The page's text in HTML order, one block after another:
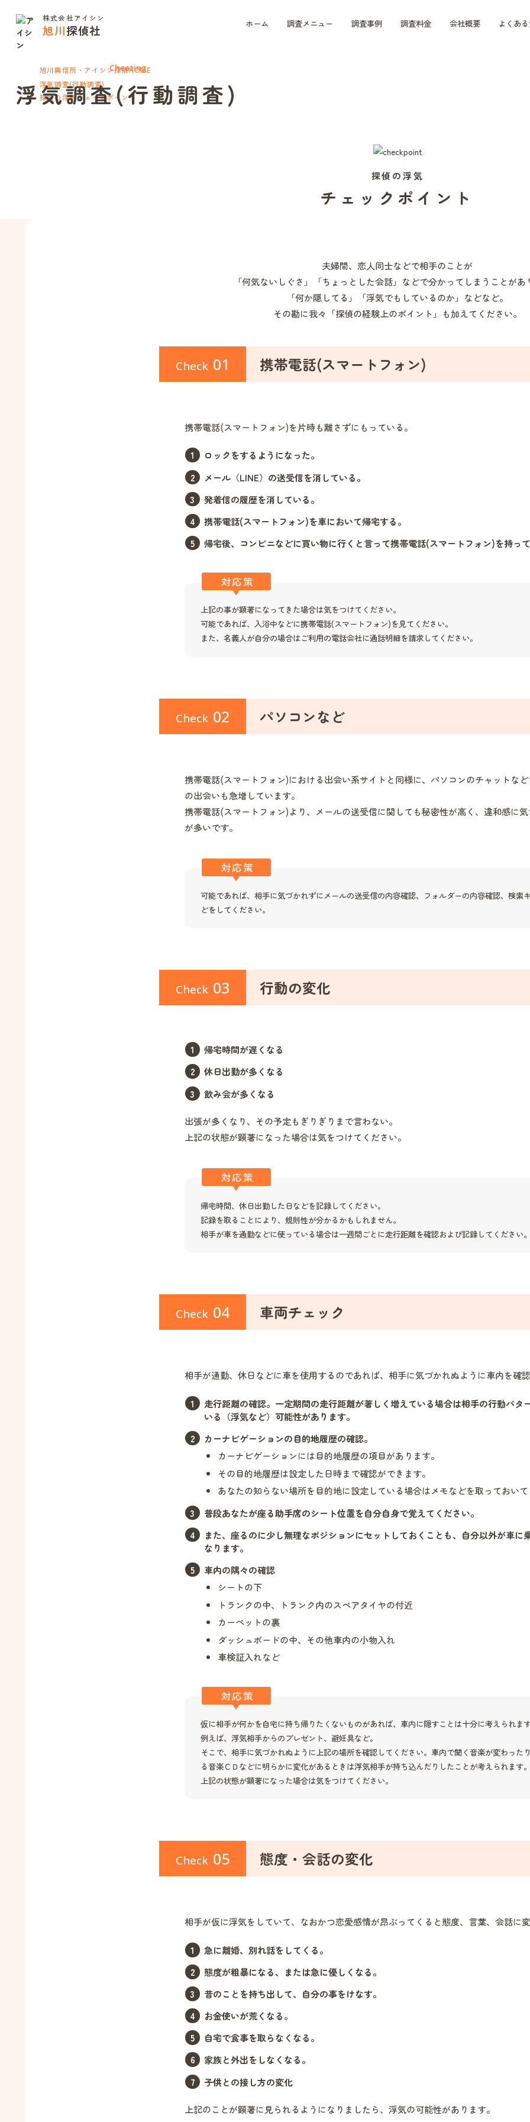
株式会社アイシン
旭川探偵社 ホーム 調査メニュー 調査事例 調査料金 会社概要 よくあ
Cheating
浮気調査(行動調査)
旭川興信所・アイシン探偵HOME
浮気調査(行動調査)
探偵の浮気チェックポイント
探偵の浮気
チェックポイント
夫婦間、恋人同士などで相手のことが
「何気ないしぐさ」「ちょっとした会話」などで分かってしまうことがあ
「何か隠してる」「浮気でもしているのか」などなど。
その勘に我々「探偵の経験上のポイント」も加えてください。
Check 01 携帯電話(スマートフォン)
携帯電話(スマートフォン)を片時も離さずにもっている。
ロックをするようになった。
メール（LINE）の送受信を消している。
発着信の履歴を消している。
携帯電話(スマートフォン)を車において帰宅する。
帰宅後、コンビニなどに買い物に行くと言って携帯電話(スマートフォン)を持っ
対応策
上記の事が顕著になってきた場合は気をつけてください。
可能であれば、入浴中などに携帯電話(スマートフォン)を見てください。
また、名義人が自分の場合はご利用の電話会社に通話明細を請求してください。
Check 02 パソコンなど
携帯電話(スマートフォン)における出会い系サイトと同様に、パソコンのチャットな
の出会いも急増しています。
携帯電話(スマートフォン)より、メールの送受信に関しても秘密性が高く、違和感に
が多いです。
対応策
可能であれば、相手に気づかれずにメールの送受信の内容確認、フォルダーの内容確認、検索
どをしてください。
Check 03 行動の変化
帰宅時間が遅くなる
休日出勤が多くなる
飲み会が多くなる
出張が多くなり、その予定もぎりぎりまで言わない。
上記の状態が顕著になった場合は気をつけてください。
対応策
帰宅時間、休日出勤した日などを記録してください。
記録を取ることにより、規則性が分かるかもしれません。
相手が車を通勤などに使っている場合は一週間ごとに走行距離を確認および記録してください
Check 04 車両チェック
相手が通勤、休日などに車を使用するのであれば、相手に気づかれぬように車内を確
走行距離の確認。一定期間の走行距離が著しく増えている場合は相手の行動パタ
いる（浮気など）可能性があります。
カーナビゲーションの目的地履歴の確認。
カーナビゲーションには目的地履歴の項目があります。
その目的地履歴は設定した日時まで確認ができます。
あなたの知らない場所を目的地に設定している場合はメモなどを取っておい
普段あなたが座る助手席のシート位置を自分自身で覚えてください。
また、座るのに少し無理なポジションにセットしておくことも、自分以外が車に
なります。
車内の隅々の確認
シートの下
トランクの中、トランク内のスペアタイヤの付近
カーペットの裏
ダッシュボードの中、その他車内の小物入れ
車検証入れなど
対応策
仮に相手が何かを自宅に持ち帰りたくないものがあれば、車内に隠すことは十分に考えられま
例えば、浮気相手からのプレゼント、避妊具など。
そこで、相手に気づかれぬように上記の場所を確認してください。車内で聞く音楽が変わった
る音楽ＣＤなどに明らかに変化があるときは浮気相手が持ち込んだりしたことが考えられます
上記の状態が顕著になった場合は気をつけてください。
Check 05 態度・会話の変化
相手が仮に浮気をしていて、なおかつ恋愛感情が昂ぶってくると態度、言葉、会話に
急に離婚、別れ話をしてくる。
態度が粗暴になる、または急に優しくなる。
昔のことを持ち出して、自分の事をけなす。
お金使いが荒くなる。
自宅で食事を取らなくなる。
家族と外出をしなくなる。
子供との接し方の変化
上記のことが顕著に見られるようになりましたら、浮気の可能性があります。